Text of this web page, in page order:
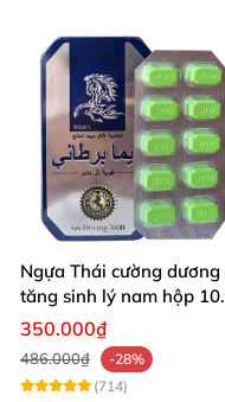
Ngựa Thái cường dương
tăng sinh lý nam hộp 10
viên cao cấp chuẩn Thái
350.000₫
486.000₫
-28%
(714)